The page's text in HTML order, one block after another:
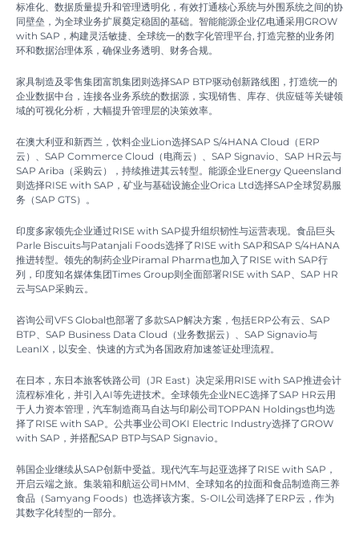
标准化、数据质量提升和管理透明化，有效打通核心系统与外围系统之间的协
同壁垒，为全球业务扩展奠定稳固的基础。智能能源企业亿电通采用GROW
with SAP，构建灵活敏捷、全球统一的数字化管理平台, 打造完整的业务闭
环和数据治理体系，确保业务透明、财务合规。
家具制造及零售集团富凯集团则选择SAP BTP驱动创新路线图，打造统一的
企业数据中台，连接各业务系统的数据源，实现销售、库存、供应链等关键领
域的可视化分析，大幅提升管理层的决策效率。
在澳大利亚和新西兰，饮料企业Lion选择SAP S/4HANA Cloud（ERP
云）、SAP Commerce Cloud（电商云）、SAP Signavio、SAP HR云与
SAP Ariba（采购云），持续推进其云转型。能源企业Energy Queensland
则选择RISE with SAP，矿业与基础设施企业Orica Ltd选择SAP全球贸易服
务（SAP GTS）。
印度多家领先企业通过RISE with SAP提升组织韧性与运营表现。食品巨头
Parle Biscuits与Patanjali Foods选择了RISE with SAP和SAP S/4HANA
推进转型。领先的制药企业Piramal Pharma也加入了RISE with SAP行
列，印度知名媒体集团Times Group则全面部署RISE with SAP、SAP HR
云与SAP采购云。
咨询公司VFS Global也部署了多款SAP解决方案，包括ERP公有云、SAP
BTP、SAP Business Data Cloud（业务数据云）、SAP Signavio与
LeanIX，以安全、快速的方式为各国政府加速签证处理流程。
在日本，东日本旅客铁路公司（JR East）决定采用RISE with SAP推进会计
流程标准化，并引入AI等先进技术。全球领先企业NEC选择了SAP HR云用
于人力资本管理，汽车制造商马自达与印刷公司TOPPAN Holdings也均选
择了RISE with SAP。公共事业公司OKI Electric Industry选择了GROW
with SAP，并搭配SAP BTP与SAP Signavio。
韩国企业继续从SAP创新中受益。现代汽车与起亚选择了RISE with SAP，
开启云端之旅。集装箱和航运公司HMM、全球知名的拉面和食品制造商三养
食品（Samyang Foods）也选择该方案。S-OIL公司选择了ERP云，作为
其数字化转型的一部分。